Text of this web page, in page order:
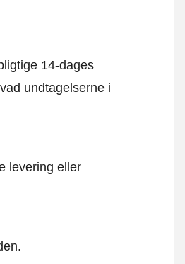
14-dages
undtagelserne i
levering eller